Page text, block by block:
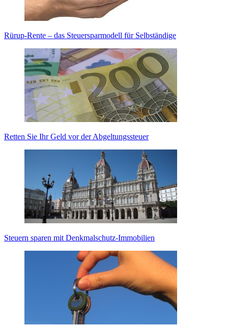
Rürup-Rente – das Steuersparmodell für Selbständige
Retten Sie Ihr Geld vor der Abgeltungssteuer
Steuern sparen mit Denkmalschutz-Immobilien